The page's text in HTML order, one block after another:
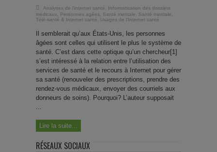
Analyses de l'internet santé
Informatisation des dossiers
médicaux
Personnes agées Santé mentale Santé mentale
Télé-santé & Internet santé
Usages de l'Internet santé
Il semblerait qu’aux États-Unis, les personnes
âgées sont celles qui utilisent le plus le système de
santé. C’est dans cette optique qu’un chercheur[1]
s’est intéressé à la relation entre l’utilisation des
services de santé et le recours à Internet pour gérer
sa santé (renouveler des prescriptions, prendre des
rendez-vous médicaux, envoyer des courriels aux
donneurs de soins). Pourquoi? L’auteur supposait
...
Lire la suite...
RÉSEAUX SOCIAUX